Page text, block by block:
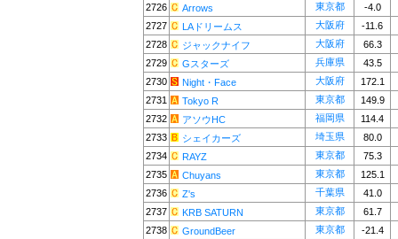
2726
Arrows 東京都
-4.0
2727
LAドリームス 大阪府
-11.6
2728
ジャックナイフ 大阪府
66.3
2729
Gスターズ 兵庫県
43.5
2730
Night・Face 大阪府
172.1
2731
Tokyo R 東京都
149.9
2732
アソウHC 福岡県
114.4
2733
シェイカーズ 埼玉県
80.0
2734
RAYZ 東京都
75.3
2735
Chuyans 東京都
125.1
2736
Z's 千葉県
41.0
2737
KRB SATURN 東京都
61.7
2738
GroundBeer 東京都
-21.4